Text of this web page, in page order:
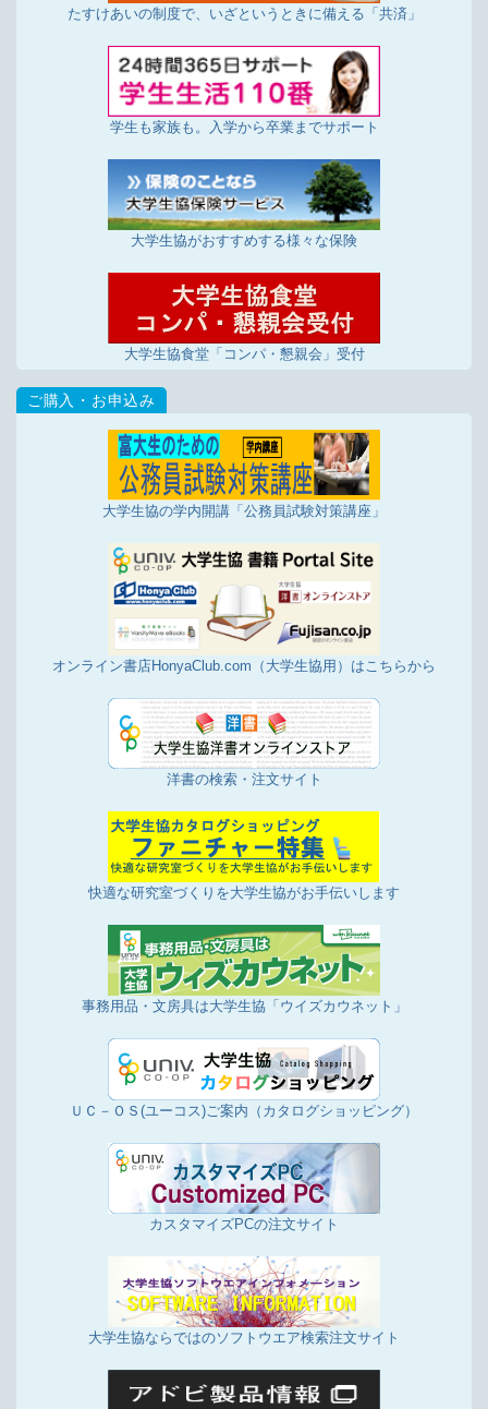
たすけあいの制度で、いざというときに備える「共済」
学生も家族も。入学から卒業までサポート
大学生協がおすすめする様々な保険
大学生協食堂「コンパ・懇親会」受付
大学生協の学内開講「公務員試験対策講座」
オンライン書店HonyaClub.com（大学生協用）はこちらから
洋書の検索・注文サイト
快適な研究室づくりを大学生協がお手伝いします
事務用品・文房具は大学生協「ウイズカウネット」
ＵＣ－ＯＳ(ユーコス)ご案内（カタログショッピング）
カスタマイズPCの注文サイト
大学生協ならではのソフトウエア検索注文サイト